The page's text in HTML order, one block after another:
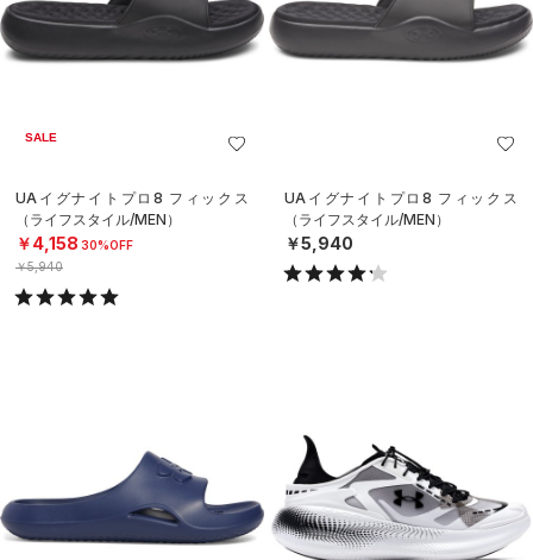
SALE
UAイグナイトプロ8 フィックス
（ライフスタイル/MEN）
￥4,158 30%OFF
￥5,940
UAイグナイトプロ8 フィックス
（ライフスタイル/MEN）
￥5,940